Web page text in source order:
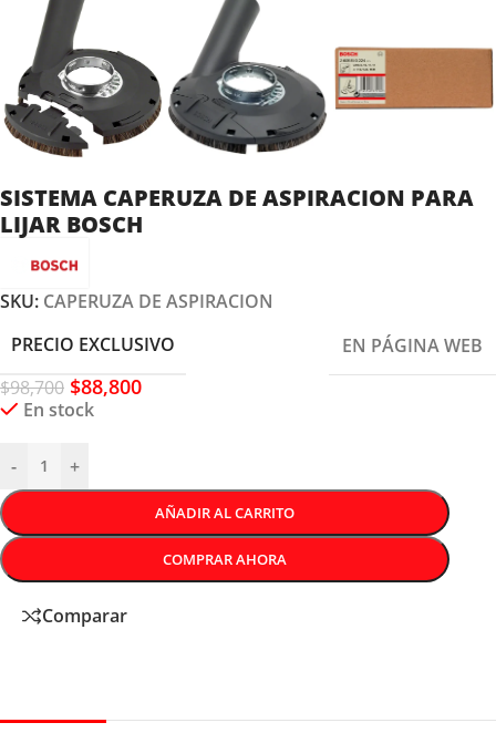
SISTEMA CAPERUZA DE ASPIRACION PARA
LIJAR BOSCH
SKU: CAPERUZA DE ASPIRACION
PRECIO EXCLUSIVO
EN PÁGINA WEB
$98,700 $88,800
En stock
- +
AÑADIR AL CARRITO
COMPRAR AHORA
Comparar